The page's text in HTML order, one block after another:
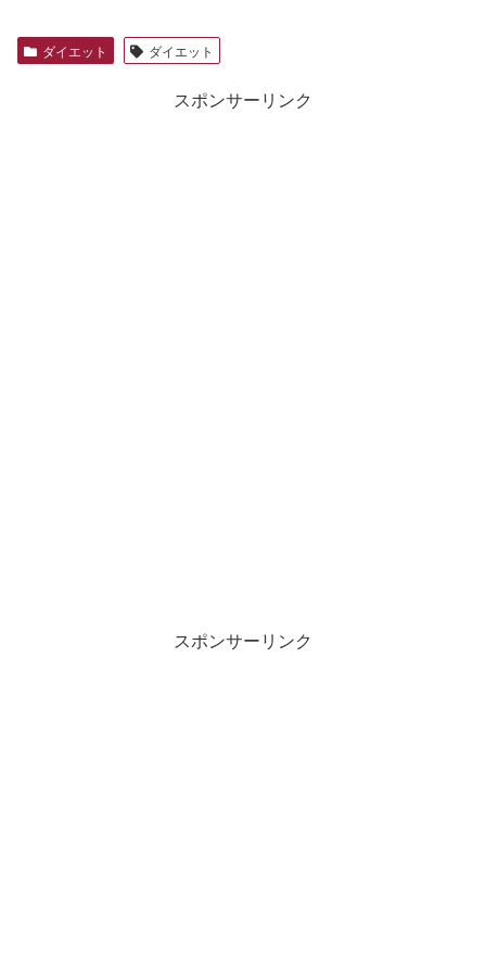
ダイエット ダイエット
スポンサーリンク
スポンサーリンク